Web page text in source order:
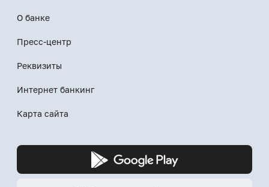
О банке
Пресс-центр
Реквизиты
Интернет банкинг
Карта сайта